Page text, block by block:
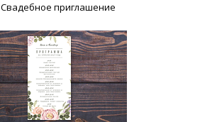
Свадебное приглашение